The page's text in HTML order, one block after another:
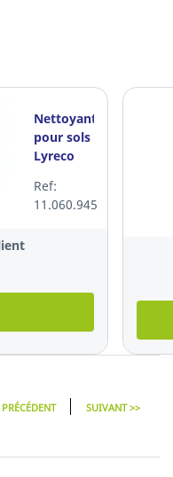
Nettoyant
pour sols
Lyreco
usage
périodique,
Ref:
11.060.945
SUIVANT >>